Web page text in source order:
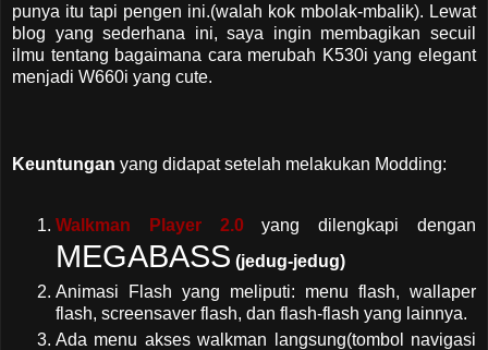
punya itu tapi pengen ini.(walah kok mbolak-mbalik). Lewat
blog yang sederhana ini, saya ingin membagikan secuil
ilmu tentang bagaimana cara merubah K530i yang elegant
menjadi W660i yang cute.
Keuntungan yang didapat setelah melakukan Modding:
Walkman Player 2.0yang dilengkapi dengan
MEGABASS (jedug-jedug)
Animasi Flash yang meliputi: menu flash, wallaper
flash, screensaver flash, dan flash-flash yang lainnya.
Ada menu akses walkman langsung(tombol navigasi